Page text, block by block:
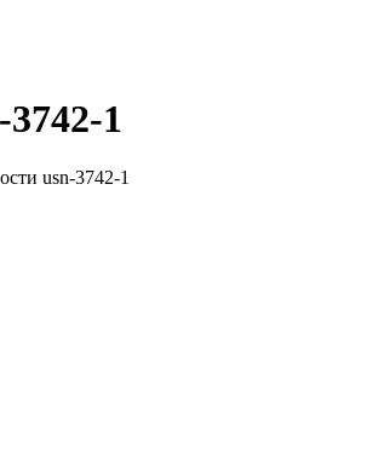
3742-1
usn-3742-1